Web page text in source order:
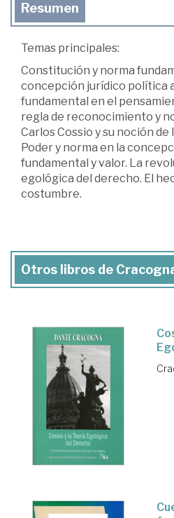
Resumen
Temas principales:
Constitución y norma
concepción jurídico política
fundamental en el
regla de reconocimiento y
Carlos Cossio y su noción
Poder y norma en la
fundamental y valor. La
egológica del derecho. El
costumbre.
Otros libros de